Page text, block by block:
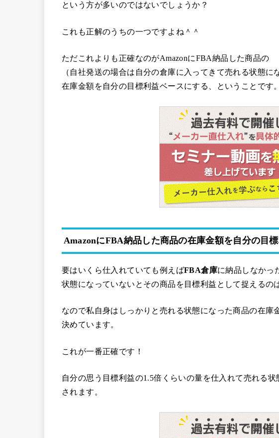
という方が多いのではないでしょうか？
これも正解のうちの一つですよね＾＾
ただこれよりも正確なのがAmazonにFBA納品した商品の
（自社発送の場合は自分の倉庫に入ってきて売れる状態に
在庫金額を自分の目標利益ベースにする、ということです。
AmazonにFBA納品した商品の在庫金額を自分の目
要はいくら仕入れていても例えばFBA倉庫に納品しなかっ
状態になっていないとその商品を目標利益として捉えるの
なので私自身はしっかりと売れる状態になった商品の在庫
決めています。
これが一番正確です！
自分の思う目標利益の1.5倍くらいの量を仕入れて売れる
されます。